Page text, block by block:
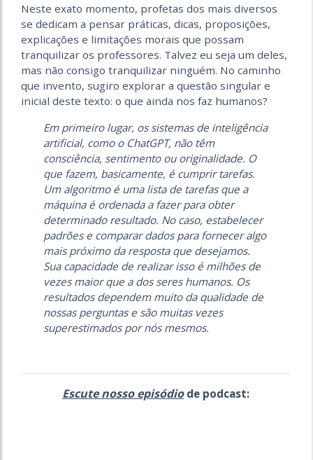
Neste exato momento, profetas dos mais diversos
se dedicam a pensar práticas, dicas, proposições,
explicações e limitações morais que possam
tranquilizar os professores. Talvez eu seja um deles,
mas não consigo tranquilizar ninguém. No caminho
que invento, sugiro explorar a questão singular e
inicial deste texto: o que ainda nos faz humanos?
Em primeiro lugar, os sistemas de inteligência
artificial, como o ChatGPT, não têm
consciência, sentimento ou originalidade. O
que fazem, basicamente, é cumprir tarefas.
Um algoritmo é uma lista de tarefas que a
máquina é ordenada a fazer para obter
determinado resultado. No caso, estabelecer
padrões e comparar dados para fornecer algo
mais próximo da resposta que desejamos.
Sua capacidade de realizar isso é milhões de
vezes maior que a dos seres humanos. Os
resultados dependem muito da qualidade de
nossas perguntas e são muitas vezes
superestimados por nós mesmos.
Escute nosso episódiode podcast: